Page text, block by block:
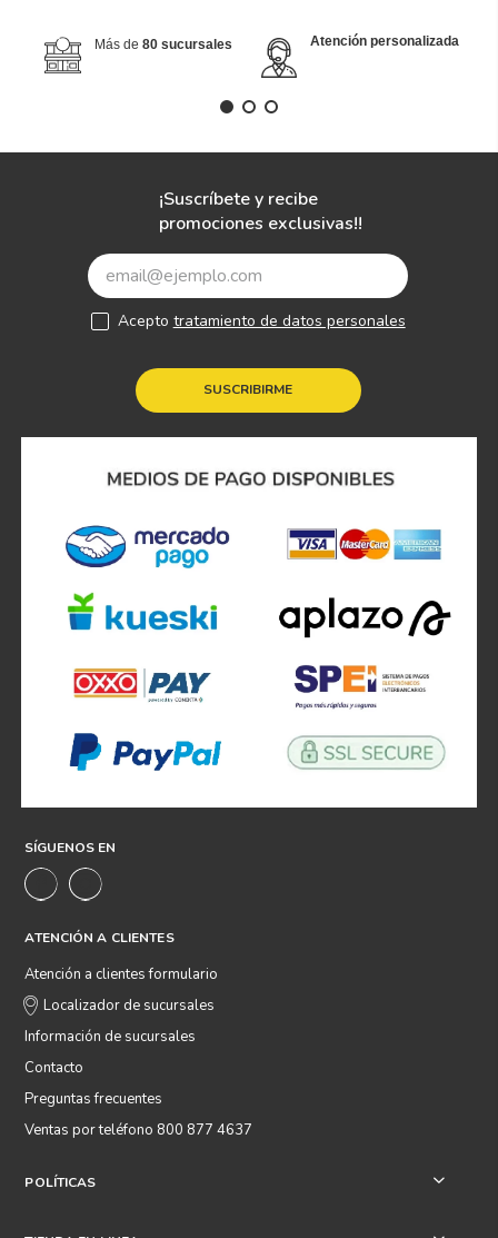
Más de 80 sucursales Atención personalizada
¡Suscríbete y recibe
promociones exclusivas!!
SUSCRIBIRME
Acepto tratamiento de datos personales
SÍGUENOS EN
ATENCIÓN A CLIENTES
Atención a clientes formulario
Localizador de sucursales
Información de sucursales
Contacto
Preguntas frecuentes
Ventas por teléfono 800 877 4637
POLÍTICAS +